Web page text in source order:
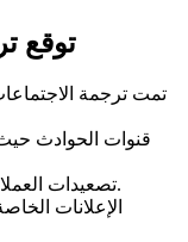
توقع
تمت ترجمة
قنوات الحوادث حيث
تصعيدات العملاء الموثقة في العبرية واللغة الأصلية.
الإعلانات